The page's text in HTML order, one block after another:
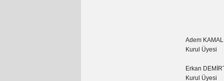
Adem KAMALI
Kurul Üyesi
Erkan
Kurul Üyesi